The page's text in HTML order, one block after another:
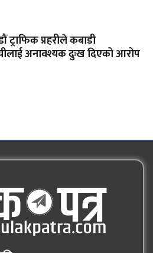
ट्राफिक प्रहरीले कबाडी
अनावश्यक दुःख दिएको आरोप